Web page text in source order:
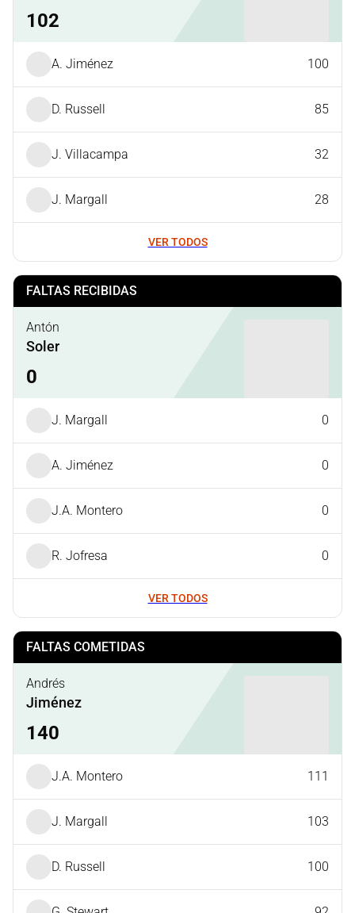
102
A. Jiménez 100
D. Russell 85
J. Villacampa 32
J. Margall 28
VER TODOS
FALTAS RECIBIDAS
Antón
Soler
0
J. Margall 0
A. Jiménez 0
J.A. Montero 0
R. Jofresa 0
VER TODOS
FALTAS COMETIDAS
Andrés
Jiménez
140
J.A. Montero 111
J. Margall 103
D. Russell 100